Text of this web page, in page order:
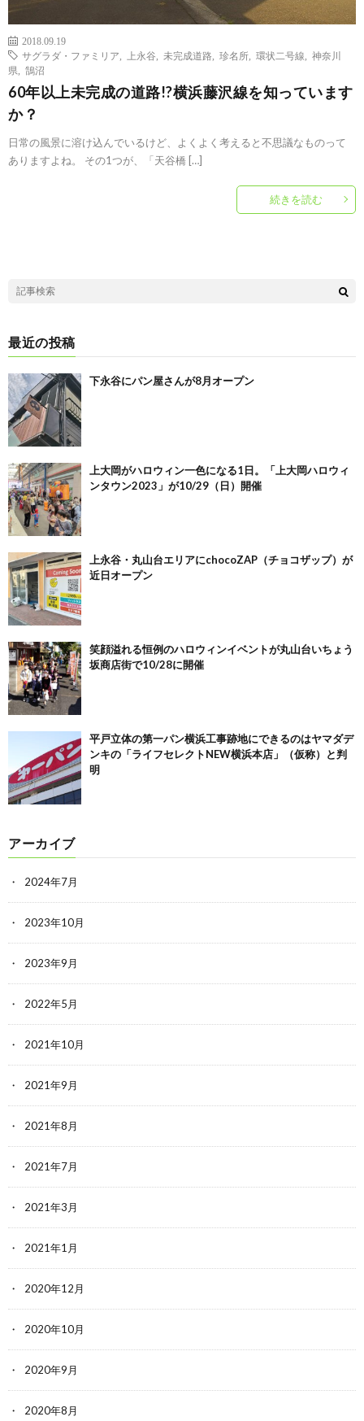
2018.09.19
サグラダ・ファミリア
上永谷 未完成道路 珍名所 環状二号線
神奈川
県
鵠沼
60年以上未完成の道路!?横浜藤沢線を知っています
か？
日常の風景に溶け込んでいるけど、よくよく考えると不思議なものって
ありますよね。 その1つが、「天谷橋 […]
続きを読む
最近の投稿
下永谷にパン屋さんが8月オープン
上大岡がハロウィン一色になる1日。「上大岡ハロウィ
ンタウン2023」が10/29（日）開催
上永谷・丸山台エリアにchocoZAP（チョコザップ）が
近日オープン
笑顔溢れる恒例のハロウィンイベントが丸山台いちょう
坂商店街で10/28に開催
平戸立体の第一パン横浜工事跡地にできるのはヤマダデ
ンキの「ライフセレクトNEW横浜本店」（仮称）と判
明
アーカイブ
2024年7月
2023年10月
2023年9月
2022年5月
2021年10月
2021年9月
2021年8月
2021年7月
2021年3月
2021年1月
2020年12月
2020年10月
2020年9月
2020年8月